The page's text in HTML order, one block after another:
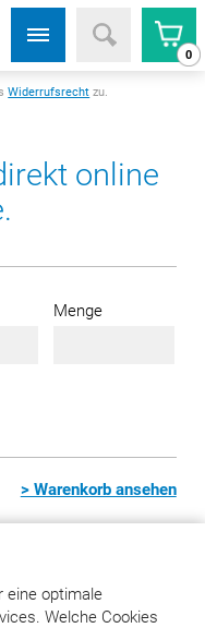
eine optimale
Welche Cookies
0
Widerrufsrecht zu.
online
Menge
> Warenkorb ansehen
© Asgard-Verlag Dr. Werner Hippe GmbH